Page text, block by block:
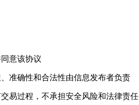
意该协议
准确性和合法性由信息发布者负责
易过程，不承担安全风险和法律责任